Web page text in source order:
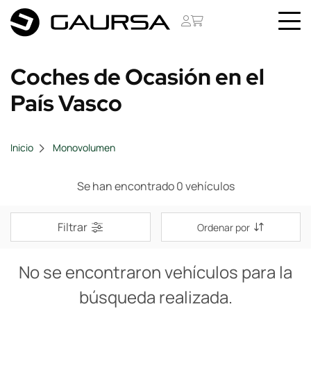
Coches de Ocasión en el
País Vasco
Inicio Monovolumen
Se han encontrado 0 vehículos
Filtrar Ordenar por
No se encontraron vehículos para la
búsqueda realizada.